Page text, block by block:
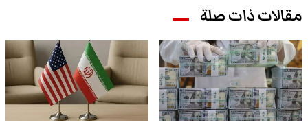
مقالات ذات صلة